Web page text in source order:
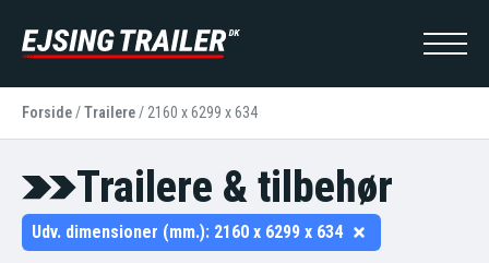
Forside/Trailere/ 2160 x 6299 x 634
Trailere & tilbehør
Udv. dimensioner (mm.): 2160 x 6299 x 634